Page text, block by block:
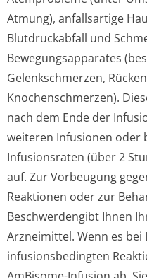
Atmung), anfallsartige
Blutdruckabfall und
Bewegungsapparates
Gelenkschmerzen,
Knochenschmerzen).
nach dem Ende der
weiteren Infusionen oder
Infusionsraten (über 2
auf. Zur Vorbeugung
Reaktionen oder zur
Beschwerdengibt Ihnen
Arzneimittel. Wenn es
infusionsbedingten